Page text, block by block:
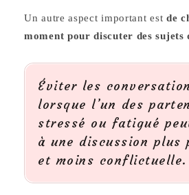
Un autre aspect important est de
moment pour discuter des sujets
Éviter les
lorsque l’un des
stressé ou fatigué
à une discussion plus
et moins conflictuelle.